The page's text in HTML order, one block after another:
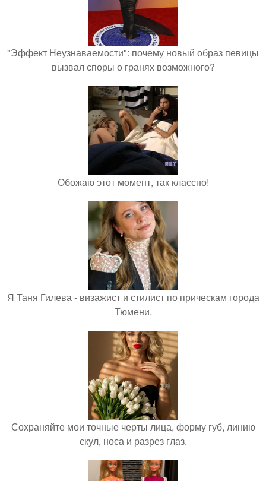
"Эффект Неузнаваемости": почему новый образ певицы
вызвал споры о гранях возможного?
Обожаю этот момент, так классно!
Я Таня Гилева - визажист и стилист по прическам города
Тюмени.
Сохраняйте мои точные черты лица, форму губ, линию
скул, носа и разрез глаз.